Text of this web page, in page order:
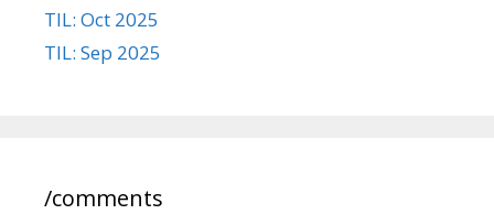
TIL: Oct 2025
TIL: Sep 2025
/comments